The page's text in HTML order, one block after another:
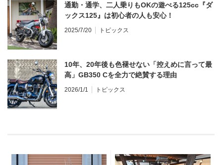
通勤・通学、二人乗りもOKの遊べる125cc『ダ
ックス125』は初心者の人も安心！
2025/7/20 トピックス
10年、20年後も色褪せない「控えめに言って最
高」GB350 Cを全力で絶賛する理由
2026/1/1 トピックス